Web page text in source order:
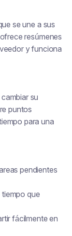
se une a sus
resúmenes
y funciona
su
puntos
para una
pendientes
que
fácilmente en